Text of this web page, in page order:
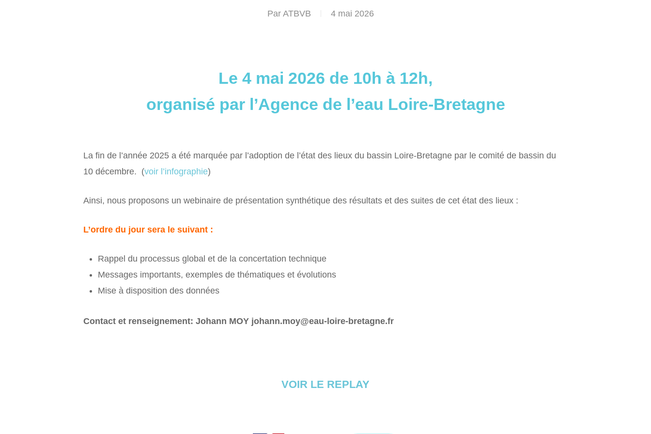
Par ATBVB 4 mai 2026
Le 4 mai 2026 de 10h à 12h,
organisé par l’Agence de l’eau Loire-Bretagne
La fin de l’année 2025 a été marquée par l’adoption de l’état des lieux du bassin Loire-Bretagne par le comité de bassin du
10 décembre. (voir l’infographie)
Ainsi, nous proposons un webinaire de présentation synthétique des résultats et des suites de cet état des lieux :
L’ordre du jour sera le suivant :
Rappel du processus global et de la concertation technique
Messages importants, exemples de thématiques et évolutions
Mise à disposition des données
Contact et renseignement: Johann MOY johann.moy@eau-loire-bretagne.fr
VOIR LE REPLAY